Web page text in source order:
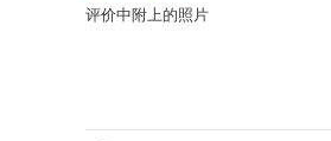
评价中附上的照片